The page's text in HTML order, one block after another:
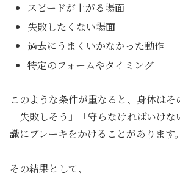
スピードが上がる場面
失敗したくない場面
過去にうまくいかなかった動作
特定のフォームやタイミング
このような条件が重なると、身体はそ
「失敗しそう」「守らなければいけ
識にブレーキをかけることがあります。
その結果として、